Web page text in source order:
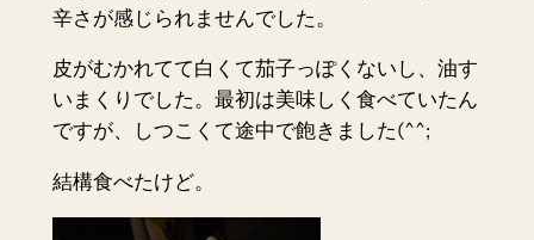
辛さが感じられませんでした。
皮がむかれてて白くて茄子っぽくないし、油す
いまくりでした。最初は美味しく食べていたん
ですが、しつこくて途中で飽きました(^^;
結構食べたけど。